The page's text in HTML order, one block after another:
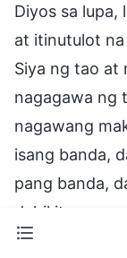
Diyos sa lupa,
at itinutulot
Siya ng tao at
nagagawa ng
nagawang
isang banda,
pang banda,
dahil ito sa
naisagawa ng